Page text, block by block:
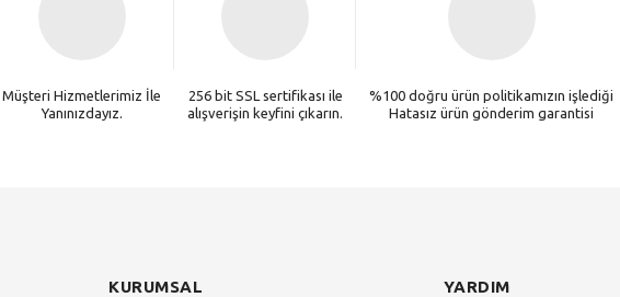
Müşteri Hizmetlerimiz İle
Yanınızdayız.
256 bit SSL sertifikası ile
alışverişin keyfini çıkarın.
%100 doğru ürün politikamızın işlediği
Hatasız ürün gönderim garantisi
KURUMSAL YARDIM